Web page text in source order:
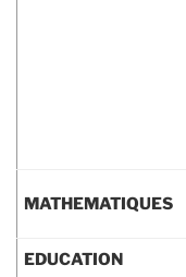
MATHEMATIQUES
EDUCATION